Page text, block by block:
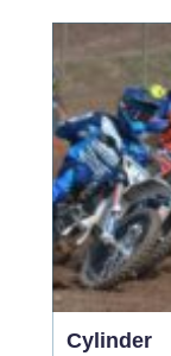
Cylinder